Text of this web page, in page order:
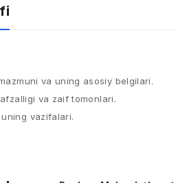
va uning asosiy belgilari.
va zaif tomonlari.
vazifalari.